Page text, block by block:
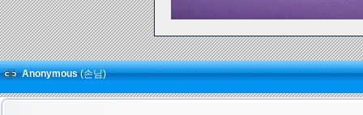
Anonymous(손님)